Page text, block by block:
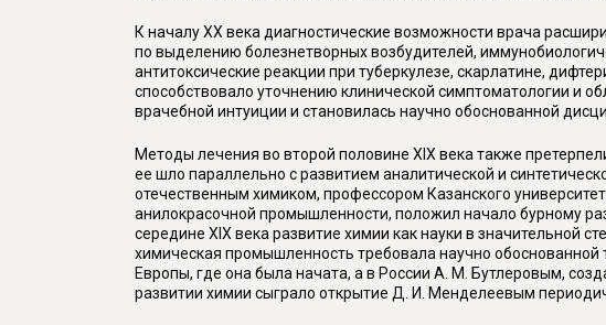
К началу XX века диагностические возможности врача
по выделению болезнетворных возбудителей,
антитоксические реакции при туберкулезе, скарлатине,
способствовало уточнению клинической симптоматологии и
врачебной интуиции и становилась научно обоснованной
Методы лечения во второй половине XIX века также
ее шло параллельно с развитием аналитической и
отечественным химиком, профессором Казанского
анилокрасочной промышленности, положил начало бурному
середине XIX века развитие химии как науки в значительной
химическая промышленность требовала научно обоснованной
Европы, где она была начата, а в России А. М. Бутлеровым,
развитии химии сыграло открытие Д. И. Менделеевым